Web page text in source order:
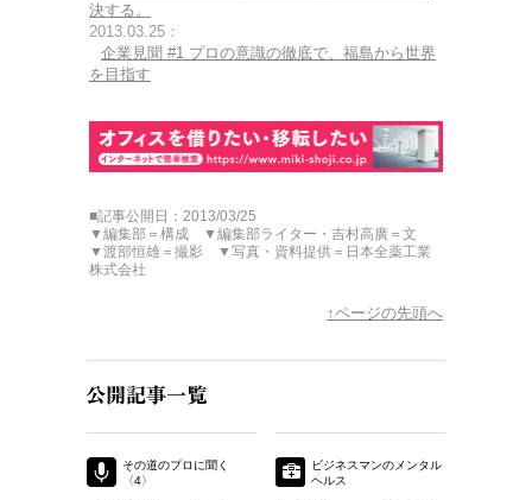
決する。
2013.03.25：
企業見聞 #1 プロの意識の徹底で、福島から世界
を目指す
■記事公開日：2013/03/25
▼編集部＝構成 ▼編集部ライター・吉村高廣＝文
▼渡部恒雄＝撮影 ▼写真・資料提供＝日本全薬工業
株式会社
↑ページの先頭へ
その道のプロに聞く
〈4〉
ビジネスマンのメンタル
ヘルス